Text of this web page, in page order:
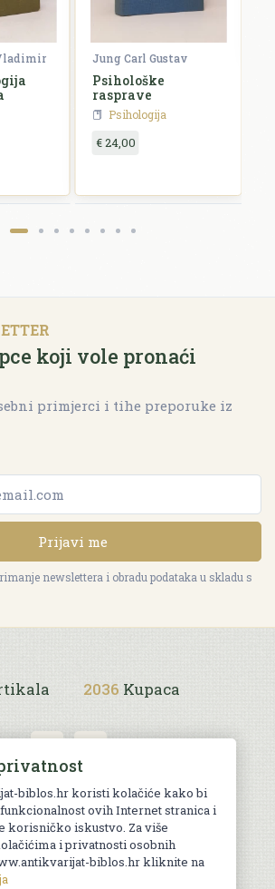
Jung Carl Gustav
Psihološke
rasprave
Psihologija
€ 24,00
koji vole pronaći
primjerci i tihe preporuke iz
Prijavi me
newslettera i obradu podataka u skladu s
2036 Kupaca
Uvjeti kupnje
biblos.hr koristi kolačiće kako bi
ovih Internet stranica i
korisničko iskustvo. Za više
i privatnosti osobnih
biblos.hr kliknite na